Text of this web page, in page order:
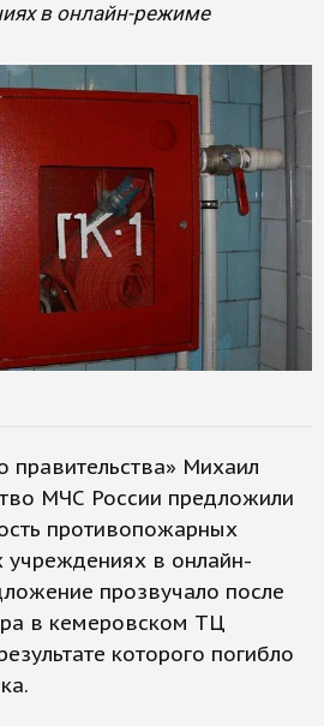
в онлайн-режиме
правительства» Михаил
МЧС России предложили
противопожарных
учреждениях в онлайн-
прозвучало после
в кемеровском ТЦ
которого погибло